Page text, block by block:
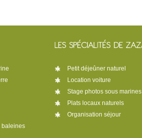
baleines
Petit déjeûner naturel
Location voiture
Stage photos sous marines
Plats locaux naturels
Organisation séjour